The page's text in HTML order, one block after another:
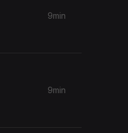
9min
9min